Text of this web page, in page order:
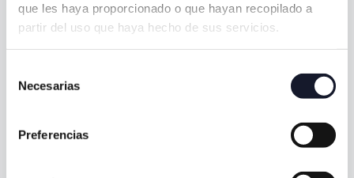
que les haya proporcionado o que hayan recopilado a
partir del uso que haya hecho de sus servicios.
Necesarias
Preferencias
Nombre *
Email *